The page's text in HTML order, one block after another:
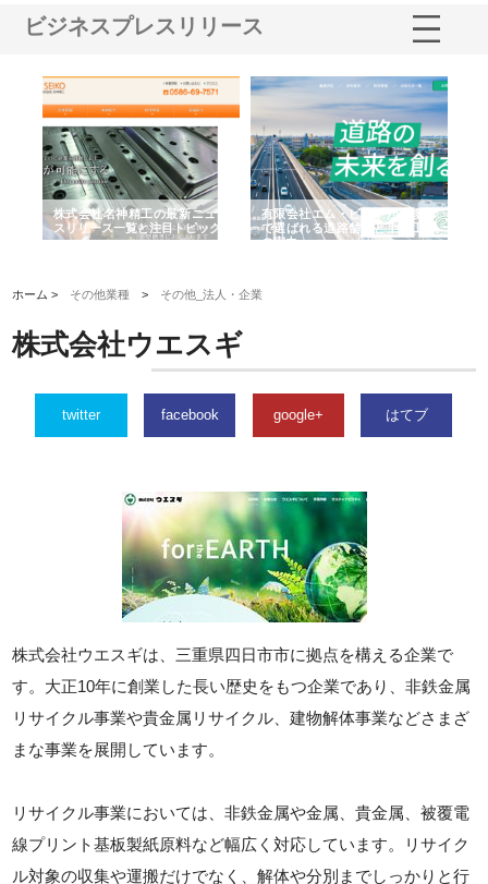
ビジネスプレスリリース
株式会社名神精工の最新ニュー
スリリース一覧と注目トピック
有限会社エム・ビルドが南多摩
で選ばれる道路舗装と土木工事
の実力
ホーム > その他業種 > その他_法人・企業
株式会社ウエスギ
twitter facebook google+ はてブ
株式会社ウエスギは、三重県四日市市に拠点を構える企業で
す。大正10年に創業した長い歴史をもつ企業であり、非鉄金属
リサイクル事業や貴金属リサイクル、建物解体事業などさまざ
まな事業を展開しています。
リサイクル事業においては、非鉄金属や金属、貴金属、被覆電
線プリント基板製紙原料など幅広く対応しています。リサイク
ル対象の収集や運搬だけでなく、解体や分別までしっかりと行